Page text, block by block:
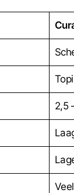
2,5